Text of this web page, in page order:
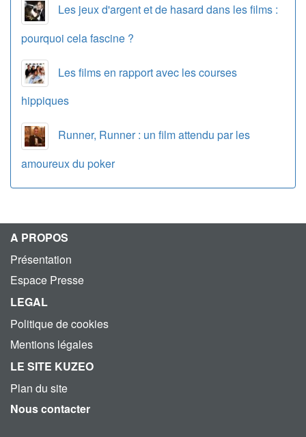
Les jeux d'argent et de hasard dans les films :
pourquoi cela fascine ?
Les films en rapport avec les courses
hippiques
Runner, Runner : un film attendu par les
amoureux du poker
A PROPOS
Présentation
Espace Presse
LEGAL
Politique de cookies
Mentions légales
LE SITE KUZEO
Plan du site
Nous contacter